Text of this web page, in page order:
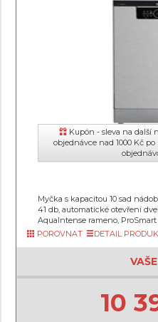
Kupón - sleva na další
objednávce nad 1000 Kč
Myčka s kapacitou 10 sad
41 db, automatické otevření
AquaIntense rameno,
POROVNAT
DETAIL
10